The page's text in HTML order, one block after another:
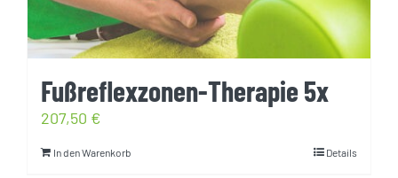
Fußreflexzonen-Therapie 5x
207,50 €
In den Warenkorb Details